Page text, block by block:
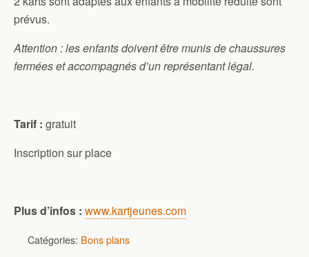
prévus.
Attention : les enfants doivent être munis de chaussures
fermées et accompagnés d’un représentant légal.
Tarif : gratuit
Inscription sur place
Plus d’infos : www.kartjeunes.com
Catégories: Bons plans